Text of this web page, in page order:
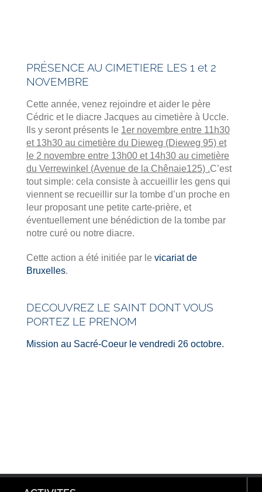
PRÉSENCE AU CIMETIERE LES 1 et 2
NOVEMBRE
Cette année, venez rejoindre et aider le père
Cédric et le diacre Jacques au cimetière à Uccle.
Ils y seront présents le 1er novembre entre 11h30
et 13h30 au cimetière du Dieweg (Dieweg 95) et
le 2 novembre entre 13h00 et 14h30 au cimetière
du Verrewinkel (Avenue de la Chênaie125) .C’est
tout simple: cela consiste à accueillir les gens qui
viennent se recueillir sur la tombe d’un proche en
leur proposant une petite carte-prière, et
éventuellement une bénédiction de la tombe par
notre curé ou notre diacre.
Cette action a été initiée par le vicariat de
Bruxelles.
DECOUVREZ LE SAINT DONT VOUS
PORTEZ LE PRENOM
Mission au Sacré-Coeur le vendredi 26 octobre.